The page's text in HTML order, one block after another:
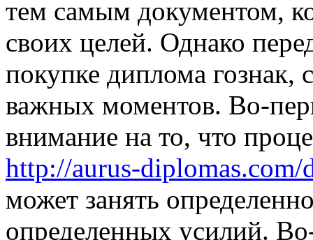
тем самым документом,
своих целей. Однако
покупке диплома гознак,
важных моментов. Во-
внимание на то, что
http://aurus-
может занять
определенных усилий.